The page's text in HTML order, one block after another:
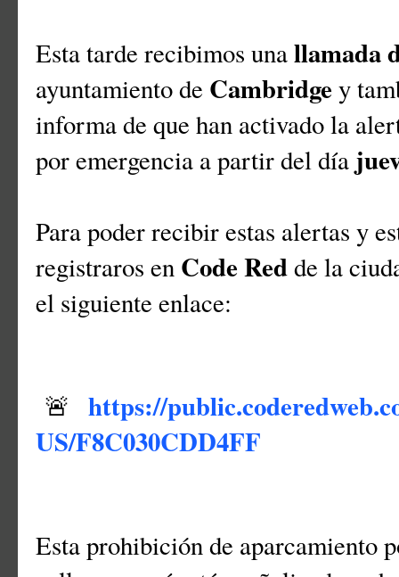
Esta tarde recibimos unallamada
ayuntamiento de Cambridge y
informa de que han activado la
por emergencia a partir del día
Para poder recibir estas alertas y
registraros en Code Redde la
el siguiente enlace:
🚨
https://
US/F8C030CDD4FF
Esta prohibición de aparcamiento